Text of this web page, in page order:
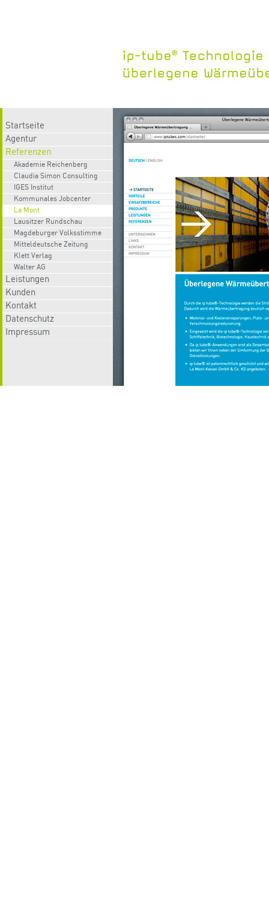
Akademie Reichenberg
Claudia Simon Consulting
IGES Institut
Kommunales Jobcenter
La Mont
Lausitzer Rundschau
Magdeburger Volksstimme
Mitteldeutsche Zeitung
Klett Verlag
Walter AG
Startseite
Agentur
Referenzen
Akademie Reichenberg
Claudia Simon Consulting
IGES Institut
Kommunales Jobcenter
La Mont
Lausitzer Rundschau
Magdeburger Volksstimme
Mitteldeutsche Zeitung
Klett Verlag
Walter AG
Leistungen
Kunden
Kontakt
Datenschutz
Impressum